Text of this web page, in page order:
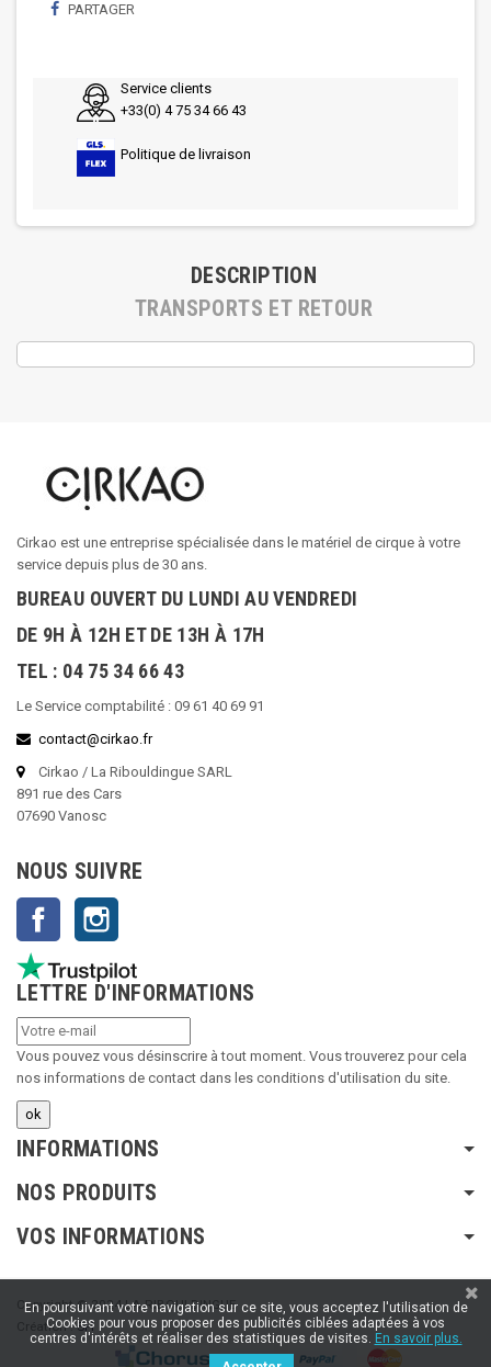
PARTAGER
Service clients
+33(0) 4 75 34 66 43
Politique de livraison
DESCRIPTION
TRANSPORTS ET RETOUR
Cirkao est une entreprise spécialisée dans le matériel de cirque à votre
service depuis plus de 30 ans.
BUREAU OUVERT DU LUNDI AU VENDREDI
DE 9H À 12H ET DE 13H À 17H
TEL : 04 75 34 66 43
Le Service comptabilité : 09 61 40 69 91
contact@cirkao.fr
Cirkao / La Ribouldingue SARL
891 rue des Cars
07690 Vanosc
NOUS SUIVRE
Facebook
LETTRE D'INFORMATIONS
Vous pouvez vous désinscrire à tout moment. Vous trouverez pour cela
nos informations de contact dans les conditions d'utilisation du site.
INFORMATIONS
NOS PRODUITS
VOS INFORMATIONS
Copyright © 2024 LA RIBOULDINGUE
Création :SFI
En poursuivant votre navigation sur ce site, vous acceptez l'utilisation de
Cookies pour vous proposer des publicités ciblées adaptées à vos
centres d'intérêts et réaliser des statistiques de visites. En savoir plus.